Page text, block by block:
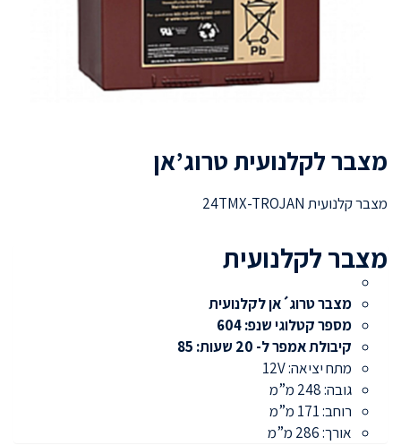
מצבר לקלנועית טרוג’אן
מצבר קלנועית 24TMX-TROJAN
מצבר לקלנועית
מצבר טרוג´אן לקלנועית
מספר קטלוגי שנפ: 604
קיבולת אמפר ל- 20 שעות: 85
מתח יציאה: 12V
גובה: 248 מ”מ
רוחב: 171 מ”מ
אורך: 286 מ”מ